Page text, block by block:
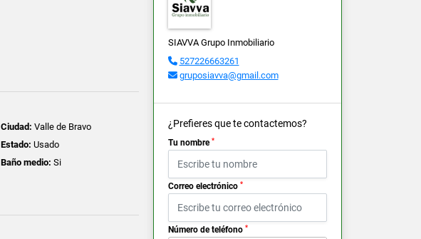
Ciudad: Valle de Bravo
Estado: Usado
Baño medio: Si
SIAVVA Grupo Inmobiliario
527226663261
gruposiavva@gmail.com
¿Prefieres que te contactemos?
Tu nombre *
Correo electrónico *
Número de teléfono *